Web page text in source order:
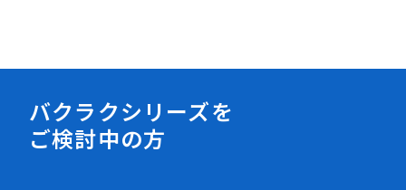
バクラクシリーズを
ご検討中の方